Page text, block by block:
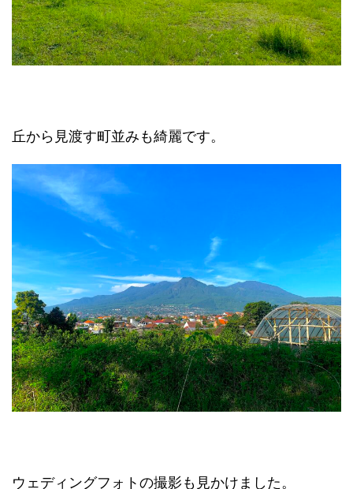
丘から見渡す町並みも綺麗です。
ウェディングフォトの撮影も見かけました。